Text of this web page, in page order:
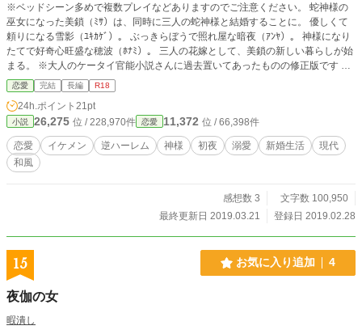
※ベッドシーン多めで複数プレイなどありますのでご注意ください。 蛇神様の
巫女になった美鎖（ﾐｻ）は、同時に三人の蛇神様と結婚することに。 優しくて
頼りになる雪影（ﾕｷｶｹﾞ）。 ぶっきらぼうで照れ屋な暗夜（ｱﾝﾔ）。 神様になり
たてで好奇心旺盛な穂波（ﾎﾅﾐ）。 三人の花嫁として、美鎖の新しい暮らしが始
まる。 ※大人のケータイ官能小説さんに過去置いてあったものの修正版です ※
ムーンライトノベルスさんでも公開しています
恋愛 完結 長編 R18
24h.ポイント 21pt
小説 26,275 位 / 228,970件 恋愛 11,372 位 / 66,398件
恋愛 イケメン 逆ハーレム 神様 初夜 溺愛 新婚生活
現代
和風
感想数 3
文字数 100,950
最終更新日 2019.03.21
登録日 2019.02.28
15 お気に入り追加 4
夜伽の女
暇潰し